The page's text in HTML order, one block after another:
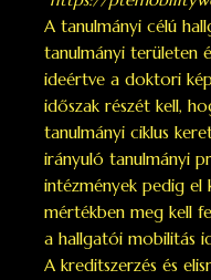
A tanulmányi célú
tanulmányi területen
ideértve a doktori
időszak részét kell,
tanulmányi ciklus
irányuló tanulmányi
intézmények pedig el
mértékben meg kell
a hallgatói mobilitás
A kreditszerzés és